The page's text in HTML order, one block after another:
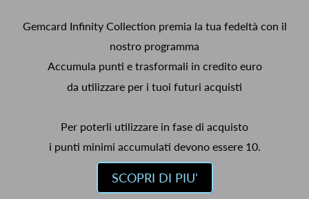
Gemcard Infinity Collection premia la tua fedeltà con il
nostro programma
Accumula punti e trasformali in credito euro
da utilizzare per i tuoi futuri acquisti
Per poterli utilizzare in fase di acquisto
i punti minimi accumulati devono essere 10.
SCOPRI DI PIU'